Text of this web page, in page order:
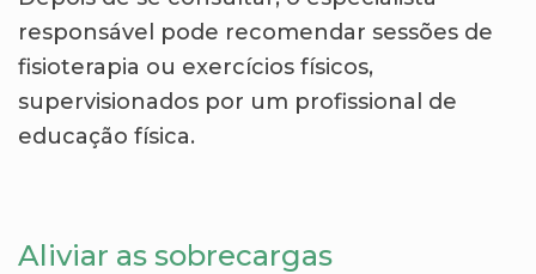
responsável pode recomendar sessões de
fisioterapia ou exercícios físicos,
supervisionados por um profissional de
educação física.
Aliviar as sobrecargas